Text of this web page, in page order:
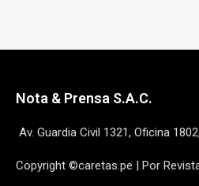
Nota & Prensa S.A.C.
Av. Guardia Civil 1321, Oficina
Copyright ©caretas.pe | Por